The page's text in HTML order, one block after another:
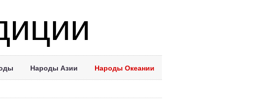
Народы Азии Народы Океании